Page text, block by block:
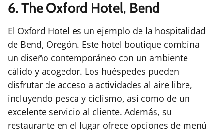
6. The Oxford Hotel, Bend
El Oxford Hotel es un ejemplo de la hospitalidad
de Bend, Oregón. Este hotel boutique combina
un diseño contemporáneo con un ambiente
cálido y acogedor. Los huéspedes pueden
disfrutar de acceso a actividades al aire libre,
incluyendo pesca y ciclismo, así como de un
excelente servicio al cliente. Además, su
restaurante en el lugar ofrece opciones de menú